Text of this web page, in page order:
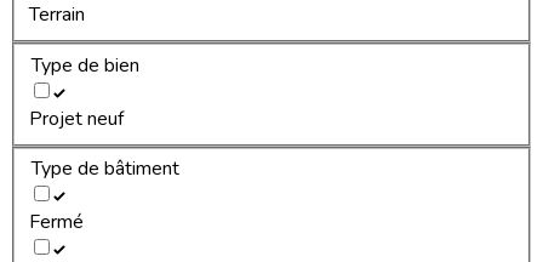
Terrain
Type de bien
Projet neuf
Type de bâtiment
Fermé